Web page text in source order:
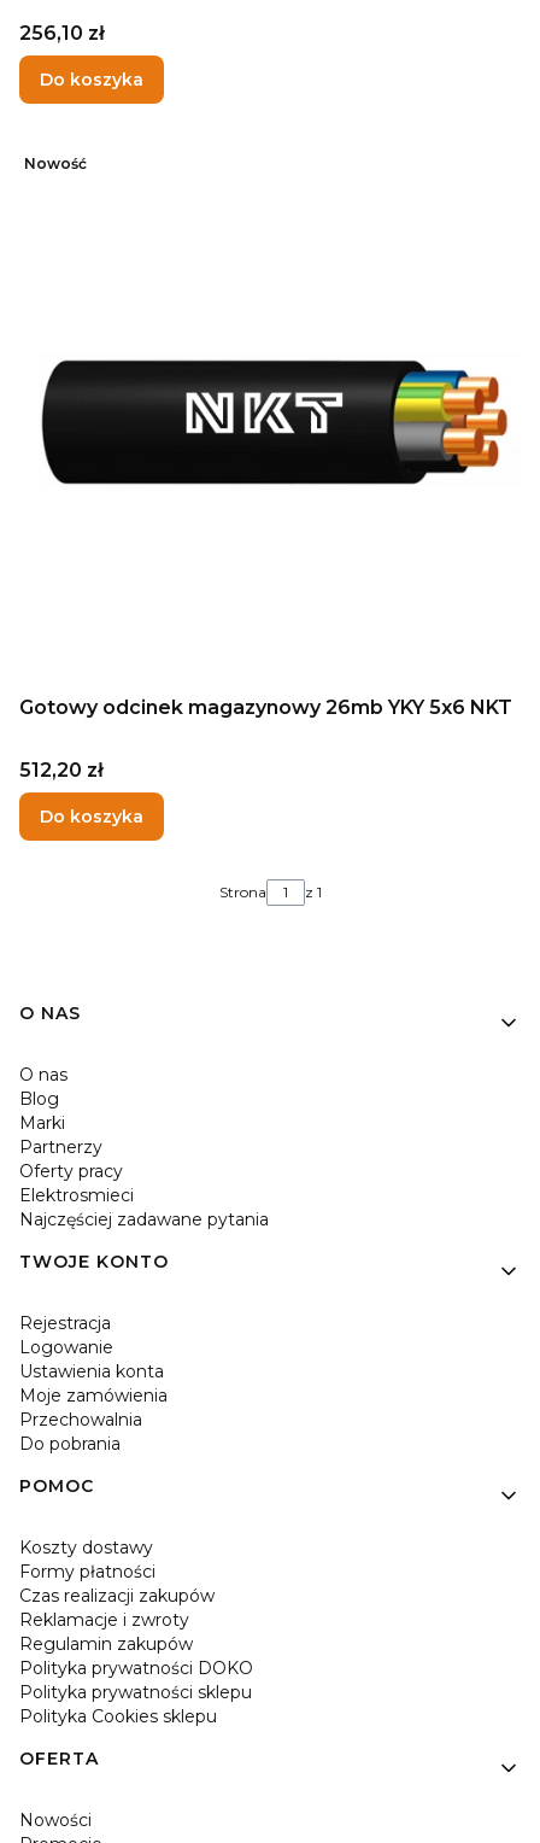
Cena
256,10 zł
Do koszyka
Nowość
Gotowy odcinek magazynowy 26mb YKY 5x6 NKT
Cena
512,20 zł
Do koszyka
Strona z 1
O NAS
O nas
Blog
Marki
Partnerzy
Oferty pracy
Elektrosmieci
Najczęściej zadawane pytania
TWOJE KONTO
Rejestracja
Logowanie
Ustawienia konta
Moje zamówienia
Przechowalnia
Do pobrania
POMOC
Koszty dostawy
Formy płatności
Czas realizacji zakupów
Reklamacje i zwroty
Regulamin zakupów
Polityka prywatności DOKO
Polityka prywatności sklepu
Polityka Cookies sklepu
OFERTA
Nowości